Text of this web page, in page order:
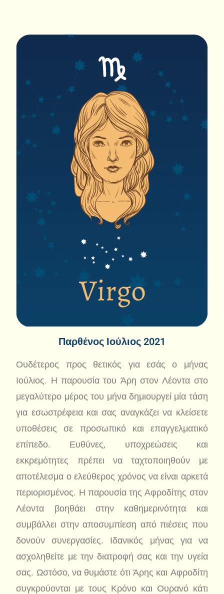
Παρθένος Ιούλιος 2021
Ουδέτερος προς θετικός για εσάς ο μήνας
Ιούλιος. Η παρουσία του Άρη στον Λέοντα στο
μεγαλύτερο μέρος του μήνα δημιουργεί μία τάση
για εσωστρέφεια και σας αναγκάζει να κλείσετε
υποθέσεις σε προσωπικό και επαγγελματικό
επίπεδο. Ευθύνες, υποχρεώσεις και
εκκρεμότητες πρέπει να ταχτοποιηθούν με
αποτέλεσμα ο ελεύθερος χρόνος να είναι αρκετά
περιορισμένος. Η παρουσία της Αφροδίτης στον
Λέοντα βοηθάει στην καθημερινότητα και
συμβάλλει στην αποσυμπίεση από πιέσεις που
δονούν συνεργασίες. Ιδανικός μήνας για να
ασχοληθείτε με την διατροφή σας και την υγεία
σας. Ωστόσο, να θυμάστε ότι Άρης και Αφροδίτη
συγκρούονται με τους Κρόνο και Ουρανό κάτι